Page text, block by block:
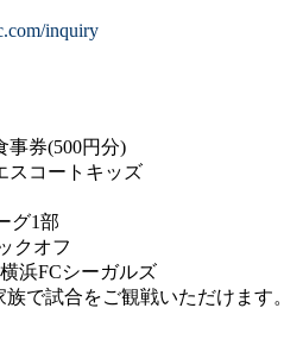
inquiry
事券(500円分)
スコートキッズ
グ1部
クオフ
浜FCシーガルズ
で試合をご観戦いただけます。